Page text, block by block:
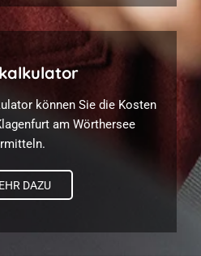
können Sie die Kosten
am Wörthersee
DAZU